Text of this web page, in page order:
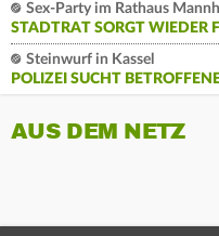
Sex-Party im Rathaus
STADTRAT SORGT WIEDER
Steinwurf in Kassel
POLIZEI SUCHT
AUS DEM NETZ